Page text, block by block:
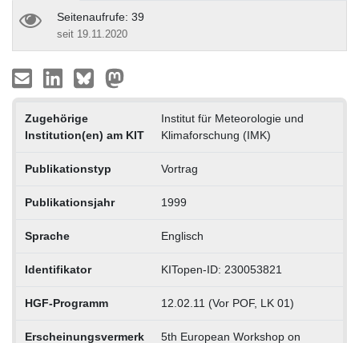
Seitenaufrufe: 39
seit 19.11.2020
Zugehörige
Institution(en) am KIT
Institut für Meteorologie und
Klimaforschung (IMK)
Publikationstyp Vortrag
Publikationsjahr 1999
Sprache Englisch
Identifikator KITopen-ID: 230053821
HGF-Programm 12.02.11 (Vor POF, LK 01)
Erscheinungsvermerk 5th European Workshop on